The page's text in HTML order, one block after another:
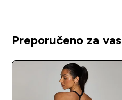
Preporučeno za vas